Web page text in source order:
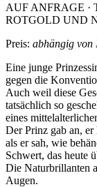
AUF ANFRAGE ·
ROTGOLD UND
Preis: abhängig von
Eine junge
gegen die
Auch weil diese
tatsächlich so
eines
Der Prinz gab an,
als er sah, wie
Schwert, das heute
Die Naturbrillanten
Augen.